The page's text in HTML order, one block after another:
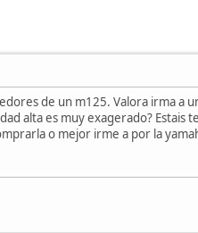
de un m125. Valora irma a
alta es muy exagerado? Estais
o mejor irme a por la